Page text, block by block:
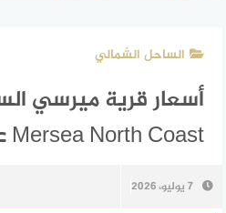
الساحل الشمالي
أسعار قرية ميرسي
Mersea North Coast عروض الأقساط
7 يوليو، 2026